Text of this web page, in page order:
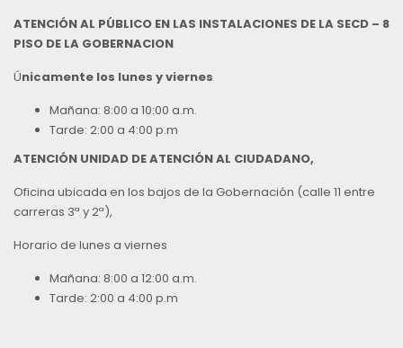
ATENCIÓN AL PÚBLICO EN LAS INSTALACIONES DE LA SECD – 8
PISO DE LA GOBERNACION
Únicamente los lunes y viernes
Mañana: 8:00 a 10:00 a.m.
Tarde: 2:00 a 4:00 p.m
ATENCIÓN UNIDAD DE ATENCIÓN AL CIUDADANO,
Oficina ubicada en los bajos de la Gobernación (calle 11 entre
carreras 3ª y 2ª),
Horario de lunes a viernes
Mañana: 8:00 a 12:00 a.m.
Tarde: 2:00 a 4:00 p.m